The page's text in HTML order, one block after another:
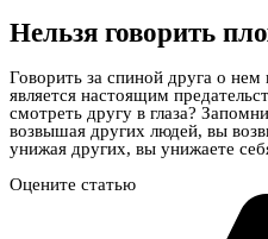
Нельзя говорить
Говорить за спиной друга о
является настоящим
смотреть другу в глаза?
возвышая других людей, вы
унижая других, вы унижаете
Оцените статью